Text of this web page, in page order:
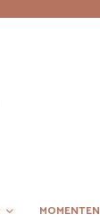
MOMENTEN